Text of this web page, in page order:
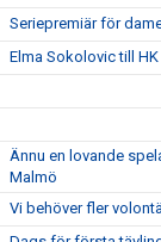
Seriepremiär för
Elma Sokolovic till
Ännu en lovande
Malmö
Vi behöver fler